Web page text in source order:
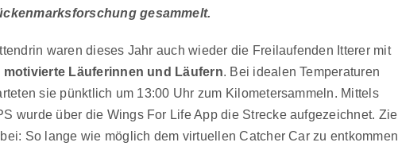
gesammelt.
waren dieses Jahr auch wieder die Freilaufenden Itterer mit
motivierte Läuferinnen und Läufern. Bei idealen Temperaturen
sie pünktlich um 13:00 Uhr zum Kilometersammeln. Mittels
wurde über die Wings For Life App die Strecke aufgezeichnet. Ziel
So lange wie möglich dem virtuellen Catcher Car zu entkommen